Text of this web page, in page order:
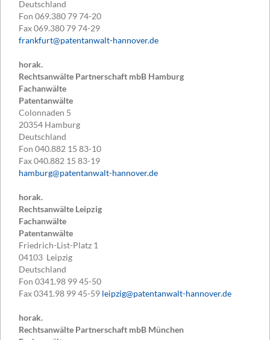
Deutschland
Fon 069.380 79 74-20
Fax069.380 79 74-29
frankfurt@patentanwalt-hannover.de
horak.
Rechtsanwälte Partnerschaft mbB Hamburg
Fachanwälte
Patentanwälte
Colonnaden 5
20354 Hamburg
Deutschland
Fon 040.882 15 83-10
Fax040.882 15 83-19
hamburg@patentanwalt-hannover.de
horak.
Rechtsanwälte Leipzig
Fachanwälte
Patentanwälte
Friedrich-List-Platz 1
04103 Leipzig
Deutschland
Fon 0341.98 99 45-50
Fax0341.98 99 45-59 leipzig@patentanwalt-hannover.de
horak.
Rechtsanwälte Partnerschaft mbB München